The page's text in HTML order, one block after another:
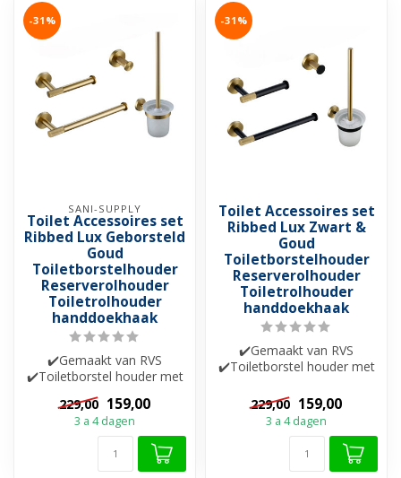
-31%
SANI-SUPPLY
Toilet Accessoires set
Ribbed Lux Geborsteld
Goud
Toiletborstelhouder
Reserverolhouder
Toiletrolhouder
handdoekhaak
✔️Gemaakt van RVS
✔️Toiletborstel houder met
glazen bak
✔️Handdoekhaak✔️Toiletro...
229,00 159,00
3 a 4 dagen
-31%
Toilet Accessoires set
Ribbed Lux Zwart &
Goud
Toiletborstelhouder
Reserverolhouder
Toiletrolhouder
handdoekhaak
✔️Gemaakt van RVS
✔️Toiletborstel houder met
✔️Handdoekhaak✔️Toiletro...
229,00 159,00
3 a 4 dagen